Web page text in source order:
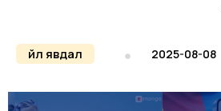
Үйл явдал 2025-08-08